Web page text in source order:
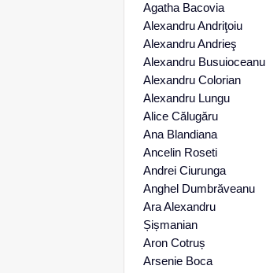
Agatha Bacovia
Alexandru Andriţoiu
Alexandru Andrieş
Alexandru Busuioceanu
Alexandru Colorian
Alexandru Lungu
Alice Călugăru
Ana Blandiana
Ancelin Roseti
Andrei Ciurunga
Anghel Dumbrăveanu
Ara Alexandru
Șișmanian
Aron Cotruș
Arsenie Boca